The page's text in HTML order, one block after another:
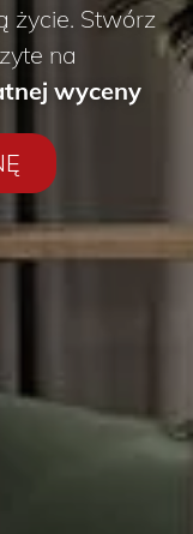
życie. Stwórz
na
wyceny